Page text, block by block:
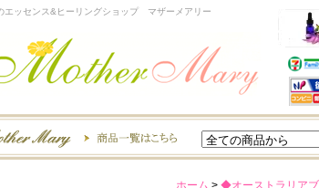
エッセンス&ヒーリングショップ マザーメアリー
ホーム > ◆オーストラリア